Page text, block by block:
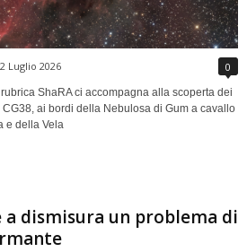
Luglio 2026 0
ShaRA ci accompagna alla scoperta dei
ai bordi della Nebulosa di Gum a cavallo
e della Vela
dismisura un problema di